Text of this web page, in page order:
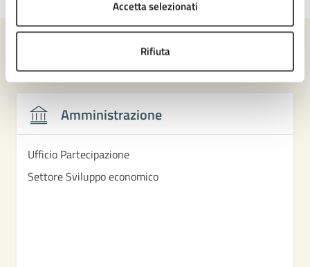
Accetta selezionati
Rifiuta
Contenuti correlati
Amministrazione
Ufficio Partecipazione
Settore Sviluppo economico